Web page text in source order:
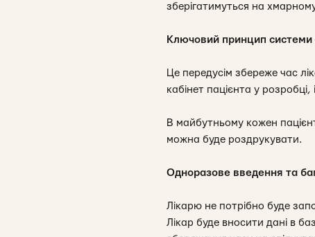
зберігатимуться на
Ключовий принцип системи
Це передусім збереже час
кабінет пацієнта у
В майбутньому кожен
можна буде роздрукувати.
Одноразове введення та
Лікарю не потрібно буде
Лікар буде вносити дані в